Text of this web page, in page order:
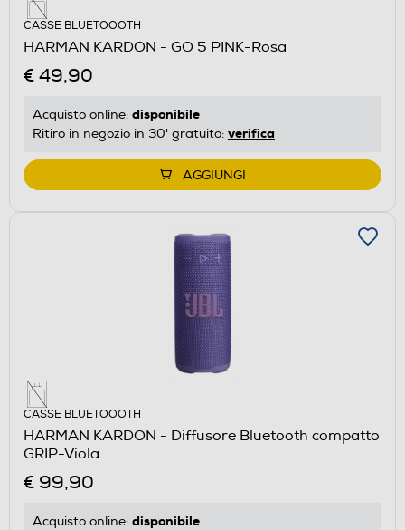
CASSE BLUETOOOTH
HARMAN KARDON - GO 5 PINK-Rosa
€ 49,90
Acquisto online: disponibile
Ritiro in negozio in 30' gratuito: verifica
AGGIUNGI
CASSE BLUETOOOTH
HARMAN KARDON - Diffusore Bluetooth compatto
GRIP-Viola
€ 99,90
Acquisto online: disponibile